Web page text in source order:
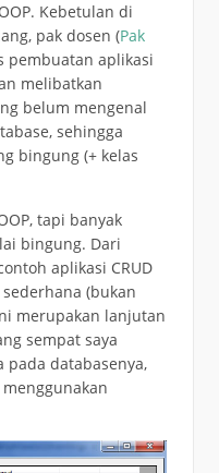
Kebetulan di
pak dosen (Pak
pembuatan aplikasi
melibatkan
belum mengenal
sehingga
bingung (+ kelas
tapi banyak
bingung. Dari
aplikasi CRUD
sederhana (bukan
merupakan lanjutan
sempat saya
pada databasenya,